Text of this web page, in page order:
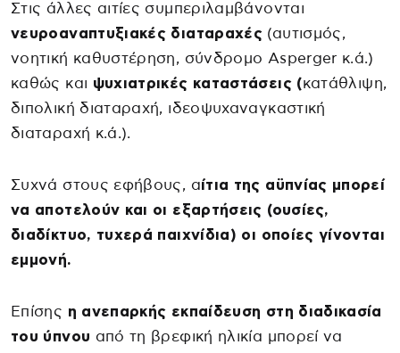
Στις άλλες αιτίες συμπεριλαμβάνονται
νευροαναπτυξιακές διαταραχές (αυτισμός,
νοητική καθυστέρηση, σύνδρομο Asperger κ.ά.)
καθώς και ψυχιατρικές καταστάσεις (κατάθλιψη,
διπολική διαταραχή, ιδεοψυχαναγκαστική
διαταραχή κ.ά.).
Συχνά στους εφήβους, αίτια της αϋπνίας μπορεί
να αποτελούν και οι εξαρτήσεις (ουσίες,
διαδίκτυο, τυχερά παιχνίδια) οι οποίες γίνονται
εμμονή.
Επίσης η ανεπαρκής εκπαίδευση στη διαδικασία
του ύπνου από τη βρεφική ηλικία μπορεί να